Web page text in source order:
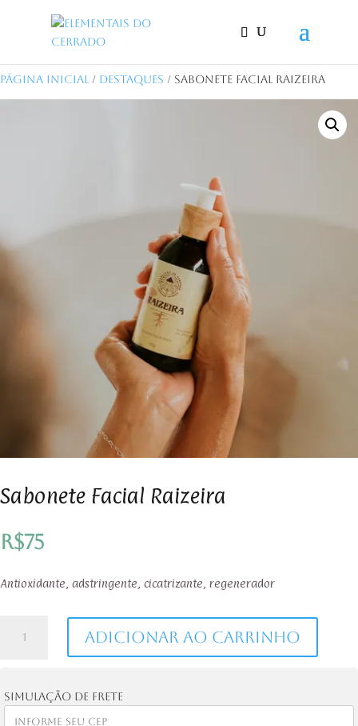
Página Inicial / Destaques / Sabonete Facial Raizeira
Sabonete Facial Raizeira
R$75
Antioxidante, adstringente, cicatrizante, regenerador
Facial
Adicionar ao carrinho
Simulação de frete